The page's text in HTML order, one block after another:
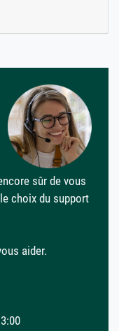
sûr de vous
choix du support
aider.